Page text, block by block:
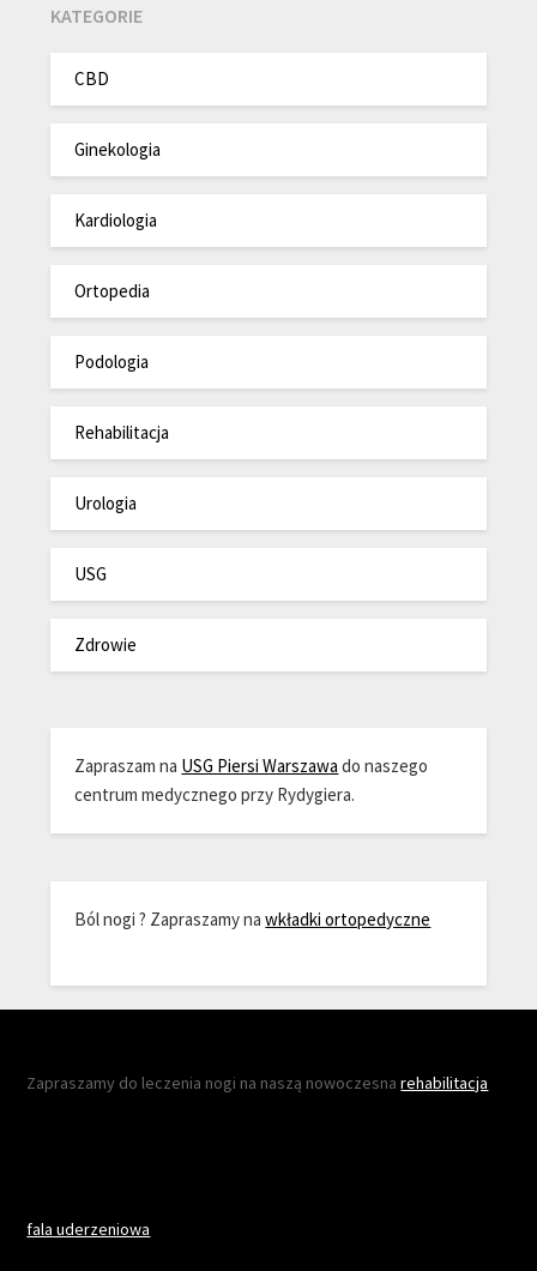
KATEGORIE
CBD
Ginekologia
Kardiologia
Ortopedia
Podologia
Rehabilitacja
Urologia
USG
Zdrowie
Zapraszam na USG Piersi Warszawa do naszego
centrum medycznego przy Rydygiera.
Ból nogi ? Zapraszamy nawkładki ortopedyczne
Zapraszamy do leczenia nogi na naszą nowoczesnarehabilitacja
fala uderzeniowa